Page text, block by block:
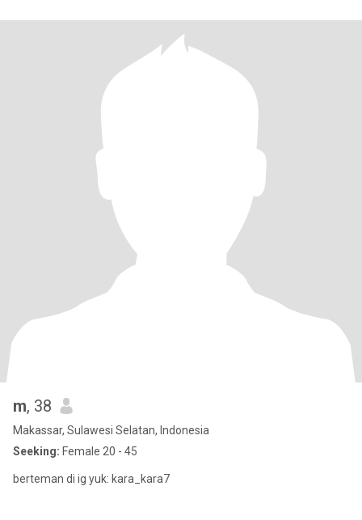
m, 38
Makassar, Sulawesi Selatan, Indonesia
Seeking: Female 20 - 45
berteman di ig yuk: kara_kara7